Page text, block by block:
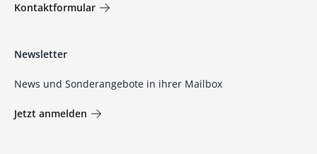
Kontaktformular
Newsletter
News und Sonderangebote in ihrer Mailbox
Jetzt anmelden